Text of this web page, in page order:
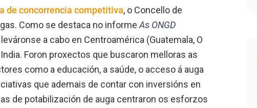
de concorrencia competitiva, o Concello de
Como se destaca no informeAs ONGD
a cabo en Centroamérica (Guatemala, O
Foron proxectos que buscaron melloras as
como a educación, a saúde, o acceso á auga
que ademais de contar con inversións en
de potabilización de auga centraron os esforzos